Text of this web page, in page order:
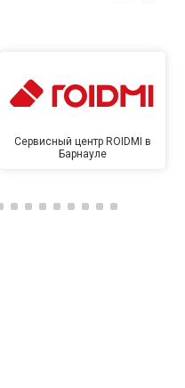
Сервисный центр ROIDMI в
Барнауле